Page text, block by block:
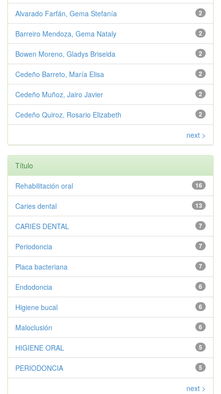
2
Alvarado Farfán, Gema Stefanía
2
Barreiro Mendoza, Gema Nataly
2
Bowen Moreno, Gladys Briseida
2
Cedeño Barreto, María Elisa
2
Cedeño Muñoz, Jairo Javier
2
Cedeño Quiroz, Rosario Elizabeth
next >
Título
16
Rehabilitación oral
13
Caries dental
7
CARIES DENTAL
7
Periodoncia
7
Placa bacteriana
6
Endodoncia
6
Higiene bucal
6
Maloclusión
5
HIGIENE ORAL
5
PERIODONCIA
next >